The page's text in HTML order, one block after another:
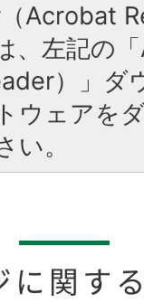
Acrobat
、左記の
）」ダ
ウェアを
い。
に関す